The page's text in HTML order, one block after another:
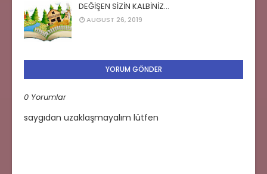
DEĞİŞEN SİZİN KALBİNİZ…
AUGUST 26, 2019
YORUM GÖNDER
0 Yorumlar
saygıdan uzaklaşmayalım lütfen